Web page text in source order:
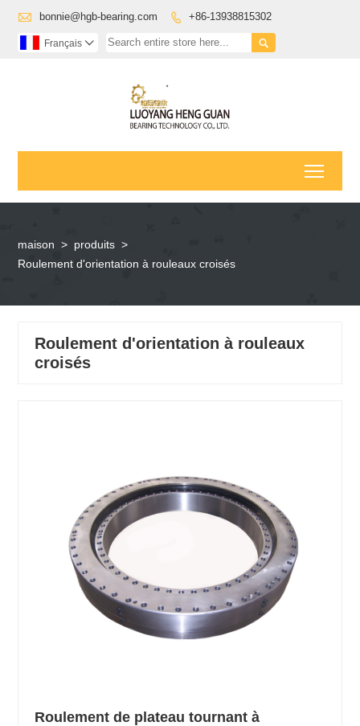
 bonnie@hgb-bearing.com  +86-13938815302

Français 
maison > produits >
Roulement d'orientation à rouleaux croisés
Roulement d'orientation à rouleaux
croisés
Roulement de plateau tournant à